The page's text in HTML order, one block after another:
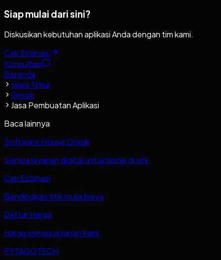
Siap mulai dari sini?
Diskusikan kebutuhan aplikasi Anda dengan tim kami.
Cek Estimasi
Konsultasi
Beranda
Jawa Timur
Gresik
Jasa Pembuatan Aplikasi
Baca lainnya
Software House Gresik
Semua layanan digital untuk bisnis di sini.
Cek Estimasi
Bandingkan titik mulai biaya
Daftar Harga
Harga semua layanan kami
PYTAGOTECH